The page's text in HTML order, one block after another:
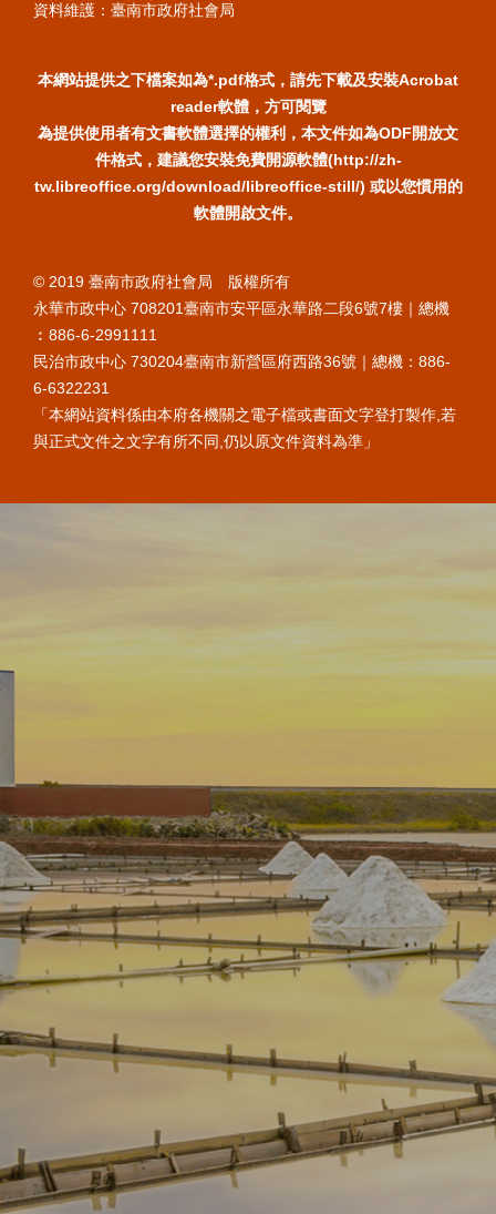
資料維護：臺南市政府社會局
本網站提供之下檔案如為*.pdf格式，請先下載及安裝Acrobat
reader軟體，方可閱覽
為提供使用者有文書軟體選擇的權利，本文件如為ODF開放文
件格式，建議您安裝免費開源軟體(http://zh-
tw.libreoffice.org/download/libreoffice-still/) 或以您慣用的
軟體開啟文件。
© 2019 臺南市政府社會局 版權所有
永華市政中心 708201臺南市安平區永華路二段6號7樓｜總機
︰886-6-2991111
民治市政中心 730204臺南市新營區府西路36號｜總機：886-
6-6322231
「本網站資料係由本府各機關之電子檔或書面文字登打製作,若
與正式文件之文字有所不同,仍以原文件資料為準」